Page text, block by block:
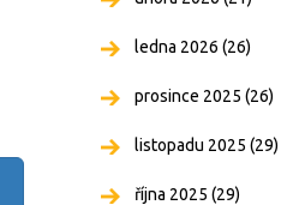
ledna 2026 (26)
prosince 2025 (26)
listopadu 2025 (29)
října 2025 (29)